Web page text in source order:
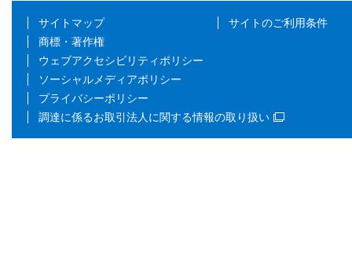
サイトマップ
サイトのご利用条件
商標・著作権
ウェブアクセシビリティポリシー
ソーシャルメディアポリシー
プライバシーポリシー
調達に係るお取引法人に関する情報の取り扱い